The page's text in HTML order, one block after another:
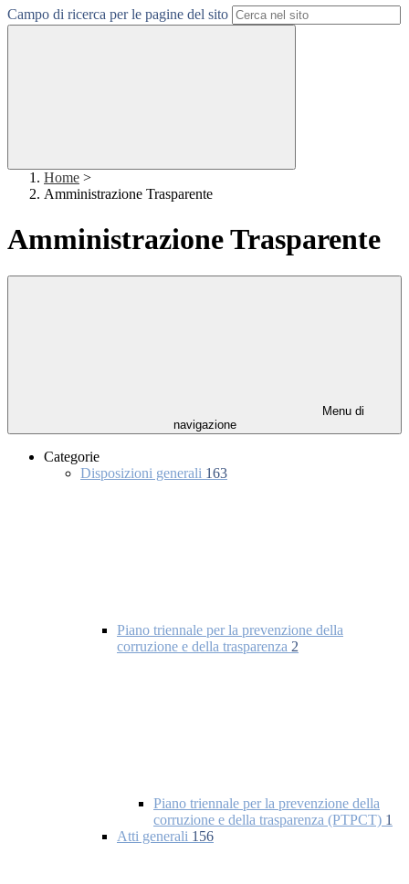
Campo di ricerca per le pagine del sito
Home >
Amministrazione Trasparente
Amministrazione Trasparente
Menu di
navigazione
Categorie
Disposizioni generali 163
Piano triennale per la prevenzione della
corruzione e della trasparenza 2
Piano triennale per la prevenzione della
corruzione e della trasparenza (PTPCT) 1
Atti generali 156